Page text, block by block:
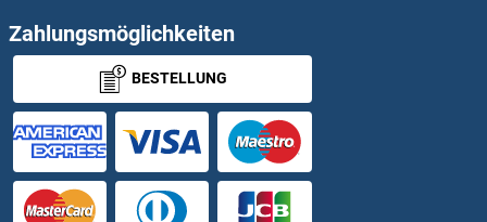
PRSS23 Antikörper
PRSS27 Antikörper
Prss29 Antikörper
PRSS3 Antikörper
Zahlungsmöglichkeiten
BESTELLUNG